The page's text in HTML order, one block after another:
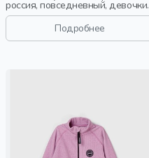
россия, повседневный, девочки,
малыши, дошкольники, дети
Подробнее